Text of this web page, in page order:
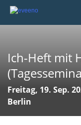
Ich-Heft mit
Freitag, 19. Sep.
Berlin